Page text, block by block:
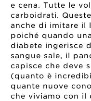
e cena. Tutte le
carboidrati.
anche di imitare il
poiché quando
diabete ingerisce
sangue sale, il
capisce che deve
(quanto è
quante nuove
che viviamo con il